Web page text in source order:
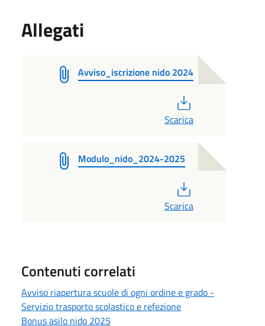
Allegati
Avviso_iscrizione nido 2024
Scarica
Modulo_nido_2024-2025
Scarica
Contenuti correlati
Avviso riapertura scuole di ogni ordine e grado -
Servizio trasporto scolastico e refezione
Bonus asilo nido 2025